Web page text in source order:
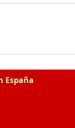
España